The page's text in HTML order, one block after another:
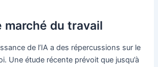
marché du travail
de l’IA a des répercussions sur le
Une étude récente prévoit que jusqu’à